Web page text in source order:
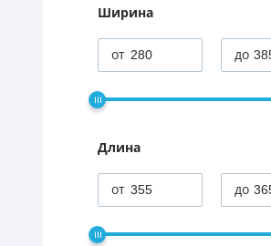
Ширина
Длина